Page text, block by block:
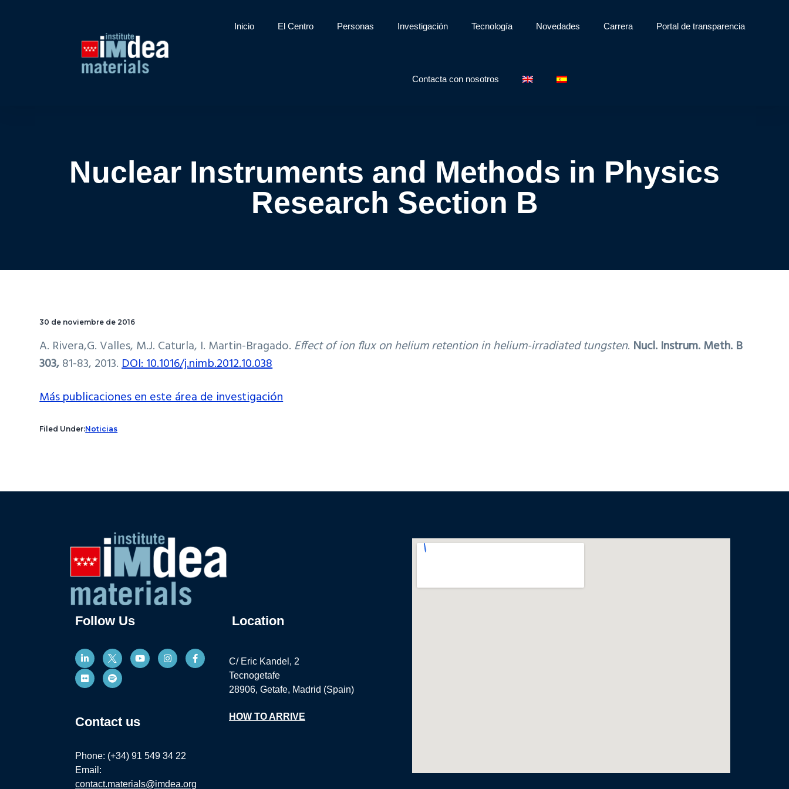
Inicio El Centro Personas Investigación Tecnología Novedades Carrera Portal de transparencia
Contacta con nosotros
Nuclear Instruments and Methods in Physics
Research Section B
30 de noviembre de 2016
A. Rivera,G. Valles, M.J. Caturla, I. Martin-Bragado. Effect of ion flux on helium retention in helium-irradiated tungsten. Nucl. Instrum. Meth. B
303,81-83, 2013.DOI: 10.1016/j.nimb.2012.10.038
Más publicaciones en este área de investigación
Filed Under:Noticias
Follow Us
Contact us
Phone: (+34) 91 549 34 22
Email:
contact.materials@imdea.org
Location
C/ Eric Kandel, 2
Tecnogetafe
28906, Getafe, Madrid (Spain)
HOW TO ARRIVE